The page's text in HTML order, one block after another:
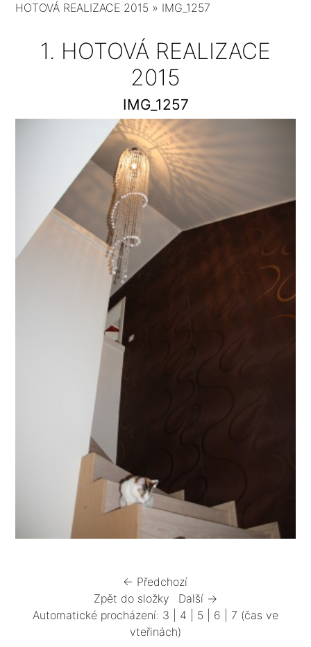
HOTOVÁ REALIZACE 2015 » IMG_1257
1. HOTOVÁ REALIZACE
2015
IMG_1257
← Předchozí
Zpět do složky
Další →
Automatické procházení: 3 4 5 6 7 (čas ve
vteřinách)